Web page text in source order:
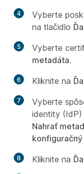
4
Vyberte
na tlačidlo
5 Vyberte
metadáta.
6 Kliknite na
7
Vyberte
identity (IdP)
Nahrať
8 Kliknite na